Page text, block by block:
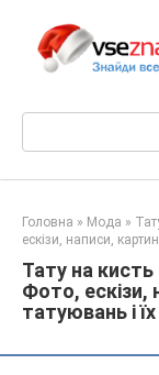
вмісту
Головна » Мода »
ескізи, написи,
Тату на кисть
Фото, ескізи,
татуювань і